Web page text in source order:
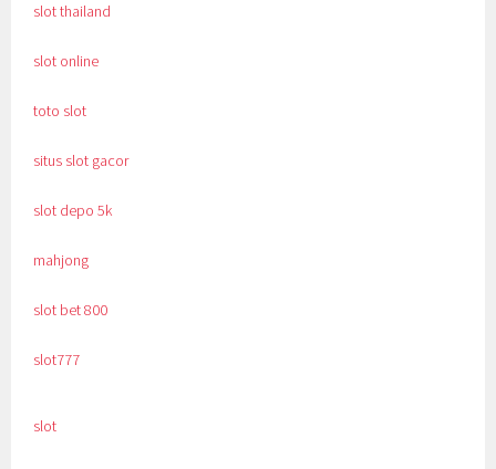
slot thailand
slot online
toto slot
situs slot gacor
slot depo 5k
mahjong
slot bet 800
slot777
slot